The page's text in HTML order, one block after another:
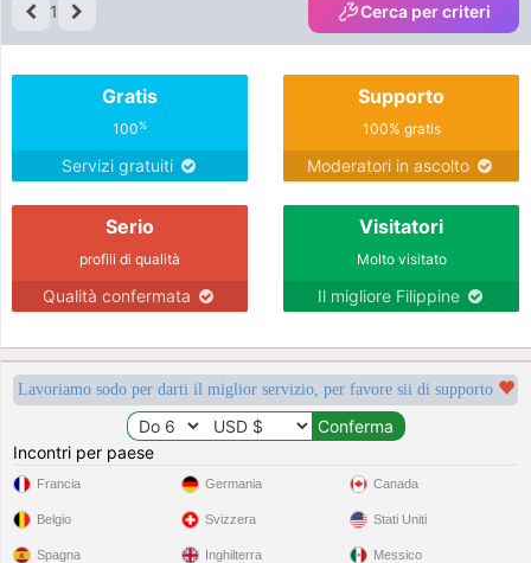
1 Cerca per criteri
Gratis
100%
Servizi gratuiti
Supporto
100% gratis
Moderatori in ascolto
Serio
profili di qualità
Qualità confermata
Visitatori
Molto visitato
Il migliore Filippine
Lavoriamo sodo per darti il miglior servizio, per favore sii di supporto
Incontri per paese
Francia
Belgio
Spagna
Germania
Svizzera
Inghilterra
Canada
Stati Uniti
Messico